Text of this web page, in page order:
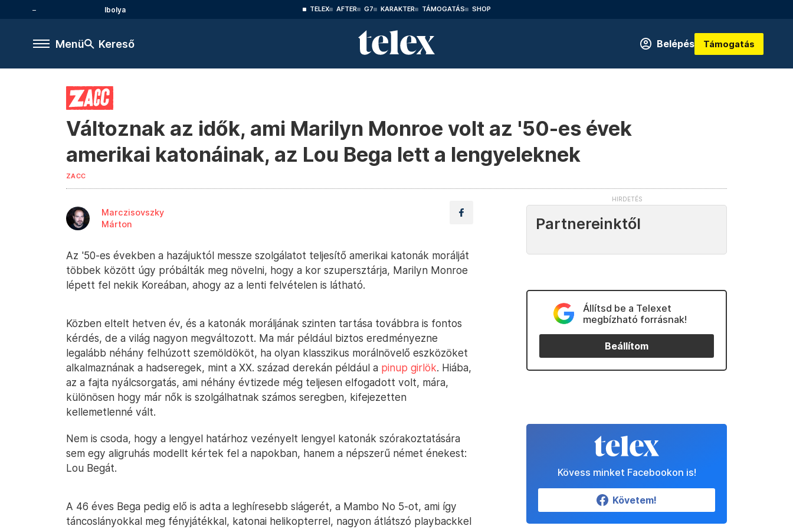
Ibolya TELEX AFTER G7 KARAKTER TÁMOGATÁS SHOP
Menü Kereső Belépés Támogatás
Változnak az idők, ami Marilyn Monroe volt az '50-es évek
amerikai katonáinak, az Lou Bega lett a lengyeleknek
ZACC
Marczisovszky
Márton
Az '50-es években a hazájuktól messze szolgálatot teljesítő amerikai katonák morálját
többek között úgy próbálták meg növelni, hogy a kor szupersztárja, Marilyn Monroe
lépett fel nekik Koreában, ahogy az a lenti felvételen is látható.
Közben eltelt hetven év, és a katonák moráljának szinten tartása továbbra is fontos
kérdés, de a világ nagyon megváltozott. Ma már például biztos eredményezne
legalább néhány felhúzott szemöldököt, ha olyan klasszikus morálnövelő eszközöket
alkalmaznának a hadseregek, mint a XX. század derekán például a pinup girlök. Hiába,
az a fajta nyálcsorgatás, ami néhány évtizede még teljesen elfogadott volt, mára,
különösen hogy már nők is szolgálhatnak számos seregben, kifejezetten
kellemetlenné vált.
Nem is csoda, hogy a lengyel határhoz vezényelt lengyel katonák szórakoztatására
sem egy aligruhás modellt kértek fel a napokban, hanem a népszerű német énekest:
Lou Begát.
A 46 éves Bega pedig elő is adta a leghíresebb slágerét, a Mambo No 5-ot, ami így
táncoslányokkal meg fényjátékkal, katonai helikopterrel, nagyon átlátszó playbackkel
Partnereinktől
Állítsd be a Telexet
megbízható forrásnak!
Beállítom
Kövess minket Facebookon is!
Követem!